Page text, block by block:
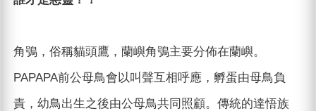
角鴞，俗稱貓頭鷹，蘭嶼角鴞主要分佈在蘭嶼。
PAPAPA前公母鳥會以叫聲互相呼應，孵蛋由母鳥負
責，幼鳥出生之後由公母鳥共同照顧。傳統的達悟族